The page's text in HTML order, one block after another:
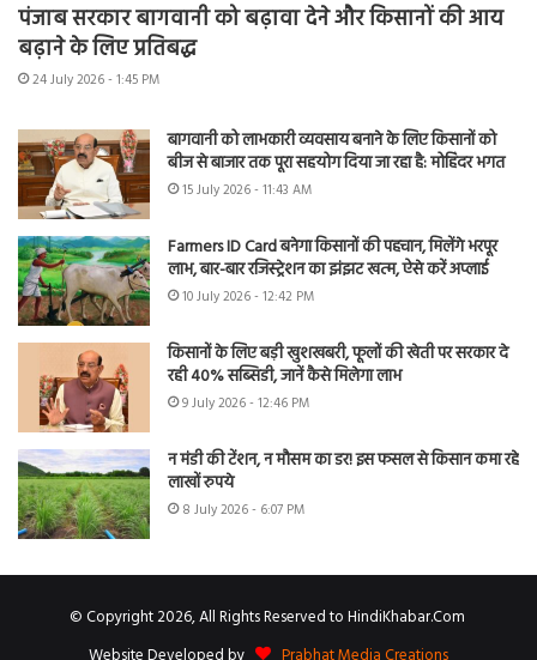
पंजाब सरकार बागवानी को बढ़ावा देने और किसानों की आय
बढ़ाने के लिए प्रतिबद्ध
24 July 2026 - 1:45 PM
बागवानी को लाभकारी व्यवसाय बनाने के लिए किसानों को
बीज से बाजार तक पूरा सहयोग दिया जा रहा है: मोहिंदर भगत
15 July 2026 - 11:43 AM
Farmers ID Card बनेगा किसानों की पहचान, मिलेंगे भरपूर
लाभ, बार-बार रजिस्ट्रेशन का झंझट खत्म, ऐसे करें अप्लाई
10 July 2026 - 12:42 PM
किसानों के लिए बड़ी खुशखबरी, फूलों की खेती पर सरकार दे
रही 40% सब्सिडी, जानें कैसे मिलेगा लाभ
9 July 2026 - 12:46 PM
न मंडी की टेंशन, न मौसम का डर! इस फसल से किसान कमा रहे
लाखों रुपये
8 July 2026 - 6:07 PM
© Copyright 2026, All Rights Reserved to HindiKhabar.Com